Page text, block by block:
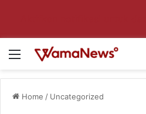
Menu
Home / Uncategorized